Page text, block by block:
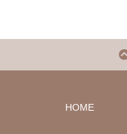
HOME